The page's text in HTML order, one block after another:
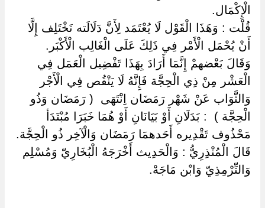
الْإِكْمَال.
قُلْت : وَهَذَا الْقَوْل لَا يُعْتَمَد لِأَنَّ دَلَالَته تَخْتَلِف إِلَّا
أَنْ يُحْمَل الْأَمْر فِي ذَلِكَ عَلَى الْغَالِب الْأَكْبَر.
وَقَالَ بَعْضهمْ إِنَّمَا أَرَادَ بِهَذَا تَفْضِيل الْعَمَل فِي
الْعَشْر مِنْ ذِي الْحِجَّة فَإِنَّهُ لَا يَنْقُص فِي الْأَجْر
وَالثَّوَاب عَنْ شَهْر رَمَضَان اِنْتَهَى ‏ ‏( رَمَضَان وَذُو
الْحِجَّة ) ‏ ‏: بَدَلَانِ أَوْ بَيَانَانِ أَوْ هُمَا خَبَرَا مُبْتَدَأ
مَحْذُوف تَقْدِيره أَحَدهمَا رَمَضَان وَالْآخِر ذُو الْحِجَّة.
قَالَ الْمُنْذِرِيُّ : وَالْحَدِيث أَخْرَجَهُ الْبُخَارِيّ وَمُسْلِم
وَالتِّرْمِذِيّ وَابْن مَاجَهْ.